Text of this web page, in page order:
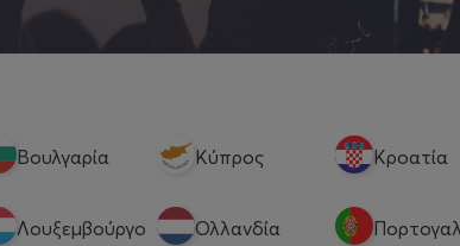
Βουλγαρία Κύπρος Κροατία
Λουξεμβούργο Ολλανδία